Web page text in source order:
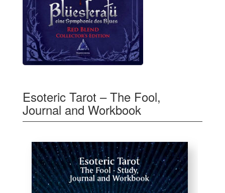
Esoteric Tarot – The Fool,
Journal and Workbook